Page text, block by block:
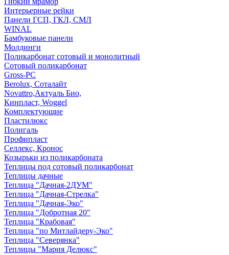
Интерьерные рейки
Панели ГСП, ГКЛ, СМЛ
WINAL
Бамбуковые панели
Молдинги
Поликарбонат сотовый и монолитный
Сотовый поликарбонат
Gross-PC
Berolux, Соталайт
Novattro,Актуаль Био,
Кинпласт, Woggel
Комплектующие
Пластилюкс
Полигаль
Профипласт
Селлекс, Кронос
Козырьки из поликарбоната
Теплицы под сотовый поликарбонат
Теплицы дачные
Теплица "Дачная-2ДУМ"
Теплица "Дачная-Стрелка"
Теплица "Дачная-Эко"
Теплица "Добротная 20"
Теплица "Крабовая"
Теплица "по Митлайдеру-Эко"
Теплица "Северянка"
Теплицы "Мария Делюкс"